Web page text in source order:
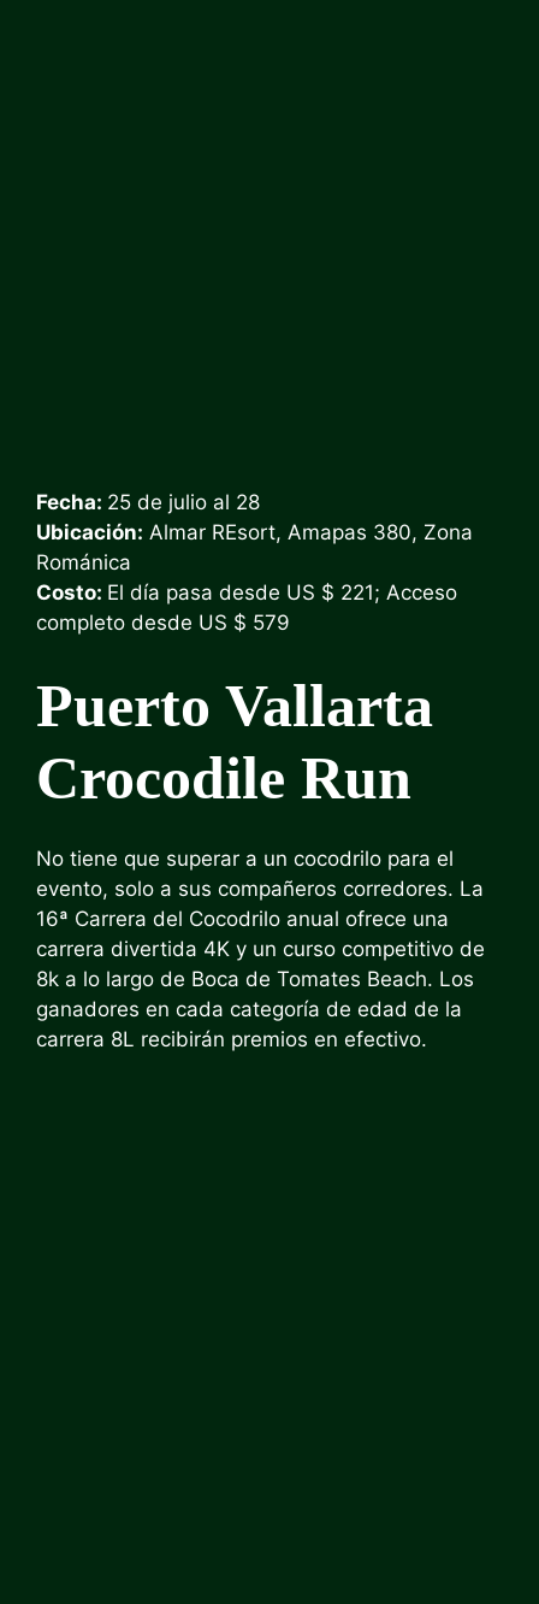
Fecha: 25 de julio al 28
Ubicación: Almar REsort, Amapas 380, Zona
Románica
Costo: El día pasa desde US $ 221; Acceso
completo desde US $ 579
Puerto Vallarta
Crocodile Run
No tiene que superar a un cocodrilo para el
evento, solo a sus compañeros corredores. La
16ª Carrera del Cocodrilo anual ofrece una
carrera divertida 4K y un curso competitivo de
8k a lo largo de Boca de Tomates Beach. Los
ganadores en cada categoría de edad de la
carrera 8L recibirán premios en efectivo.